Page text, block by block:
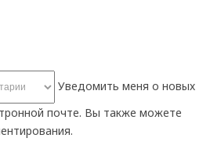
Уведомить меня о новых
почте. Вы также можете